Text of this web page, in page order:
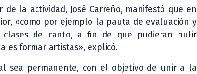
la actividad, José Carreño, manifestó que en
«como por ejemplo la pauta de evaluación y
clases de canto, a fin de que pudieran pulir
es formar artistas», explicó.
sea permanente, con el objetivo de unir a la